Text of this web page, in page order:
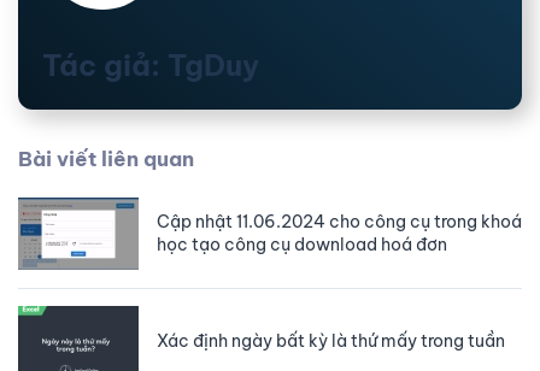
Tác giả: TgDuy
Bài viết liên quan
Cập nhật 11.06.2024 cho công cụ trong khoá
học tạo công cụ download hoá đơn
Xác định ngày bất kỳ là thứ mấy trong tuần